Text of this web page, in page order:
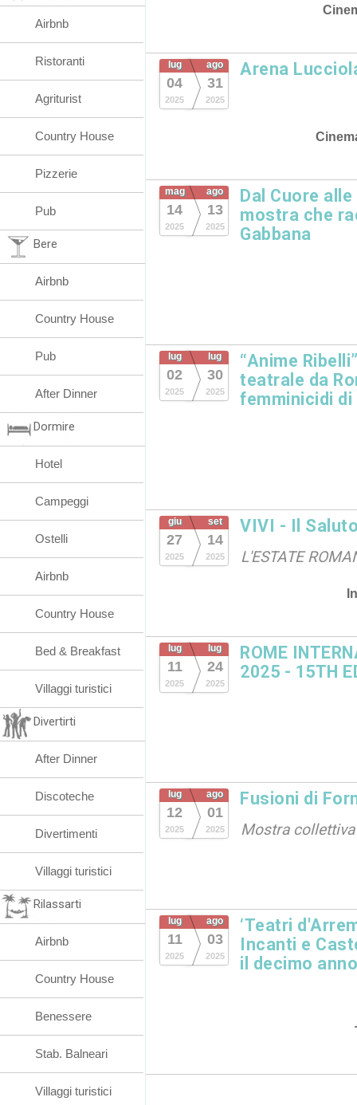
lug
04
2025
ago
31
2025
Arena
mag
14
2025
ago
13
2025
Dal Cuore
mostra che
Gabbana
lug
02
2025
lug
30
2025
“Anime
teatrale da
femminicidi di
giu
27
2025
set
14
2025
VIVI - Il
L'ESTATE
lug
11
2025
lug
24
2025
ROME
2025 - 15TH
lug
12
2025
ago
01
2025
Fusioni di
Mostra collettiva
lug
11
2025
ago
03
2025
‘Teatri
Incanti e
il decimo
Airbnb
Ristoranti
Agriturist
Country House
Pizzerie
Pub
Bere
Airbnb
Country House
Pub
After Dinner
Dormire
Hotel
Campeggi
Ostelli
Airbnb
Country House
Bed & Breakfast
Villaggi turistici
Divertirti
After Dinner
Discoteche
Divertimenti
Villaggi turistici
Rilassarti
Airbnb
Country House
Benessere
Stab. Balneari
Villaggi turistici